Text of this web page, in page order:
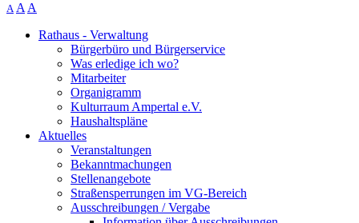
A A A
Rathaus - Verwaltung
Bürgerbüro und Bürgerservice
Was erledige ich wo?
Mitarbeiter
Organigramm
Kulturraum Ampertal e.V.
Haushaltspläne
Aktuelles
Veranstaltungen
Bekanntmachungen
Stellenangebote
Straßensperrungen im VG-Bereich
Ausschreibungen / Vergabe